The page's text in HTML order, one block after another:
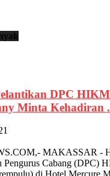
DPC
Minta Kehadiran
MAKASSAR -
Pengurus Cabang (DPC)